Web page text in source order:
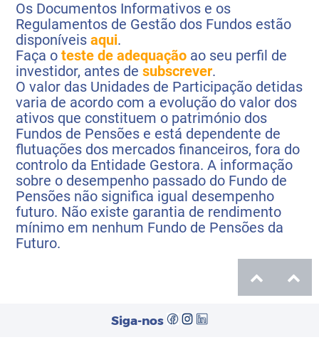
Os Documentos Informativos e os
Regulamentos de Gestão dos Fundos estão
disponíveisaqui.
Faça oteste de adequação ao seu perfil de
investidor, antes desubscrever.
O valor das Unidades de Participação detidas
varia de acordo com a evolução do valor dos
ativos que constituem o património dos
Fundos de Pensões e está dependente de
flutuações dos mercados financeiros, fora do
controlo da Entidade Gestora. A informação
sobre o desempenho passado do Fundo de
Pensões não significa igual desempenho
futuro. Não existe garantia de rendimento
mínimo em nenhum Fundo de Pensões da
Futuro.
Siga-nos